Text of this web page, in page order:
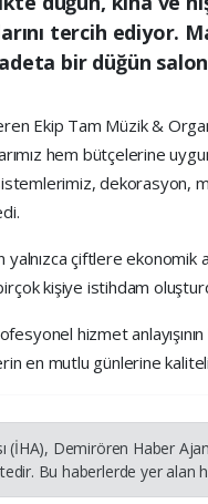
tercih ediyor.
bir düğün
Ekip Tam Müzik &
hem bütçelerine
yalnızca çiftlere
kişiye istihdam
hizmet
en mutlu günlerine
(İHA), Demirören Haber
Bu haberlerde yer